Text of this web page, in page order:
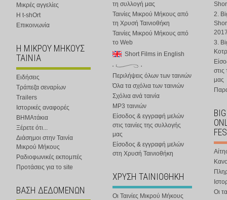
Μικρές αγγελίες
Η t-shOrt
Επικοινωνία
Η ΜΙΚΡΟΥ ΜΗΚΟΥΣ
ΤΑΙΝΙΑ
Ειδήσεις
Τράπεζα σεναρίων
Trailers
Ιστορικές αναφορές
ΒΗΜΑτάκια
Ξέρετε ότι...
Διάσημοι στην Ταινία
Μικρού Μήκους
Ραδιοφωνικές εκπομπές
Προτάσεις για το site
ΒΑΣΗ ΔΕΔΟΜΕΝΩΝ
τη συλλογή μας
Ταινίες Μικρού Μήκους από
τη Χρυσή Ταινιοθήκη
Ταινίες Μικρού Μήκους από
το Web
Short Films in English
Περιλήψεις όλων των ταινιών
Όλα τα σχόλια των ταινιών
Σχόλια ανά ταινία
MP3 ταινιών
Είσοδος & εγγραφή μελών
στις ταινίες της συλλογής
μας
Είσοδος & εγγραφή μελών
στη Χρυσή Ταινιοθήκη
ΧΡΥΣΗ ΤΑΙΝΙΟΘΗΚΗ
Οι Ταινίες Μικρού Μήκους
2.
3.
στις
μας
Οι